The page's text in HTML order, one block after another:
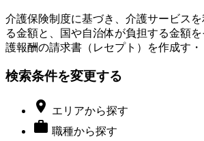
介護保険制度に基づき、介護サービス
る金額と、国や自治体が負担する金額
護報酬の請求書（レセプト）を作成す・
検索条件を変更する
 エリアから探す
 職種から探す